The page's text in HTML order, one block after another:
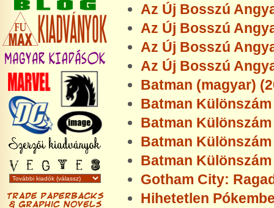
Az Új Bosszú
Az Új Bosszú
Az Új Bosszú
Az Új Bosszú
Batman (magyar)
Batman Különszám
Batman Különszám
Batman Különszám
Batman Különszám
Gotham City:
Hihetetlen